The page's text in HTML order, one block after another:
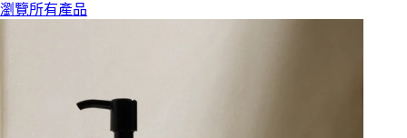
瀏覽所有產品